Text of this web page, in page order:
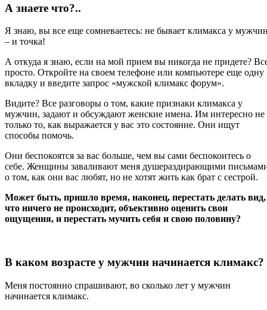
А знаете что?..
Я знаю, вы все еще сомневаетесь: не бывает климакса у
– и точка!
А откуда я знаю, если на мой прием вы никогда не придете?
просто. Откройте на своем телефоне или компьютере еще одну
вкладку и введите запрос «мужской климакс форум».
Видите? Все разговоры о том, какие признаки климакса у
мужчин, задают и обсуждают женские имена. Им интересно не
только то, как выражается у вас это состояние. Они ищут
способы помочь.
Они беспокоятся за вас больше, чем вы сами беспокоитесь о
себе. Женщины заваливают меня душераздирающими
о том, как они вас любят, но не хотят жить как брат с сестрой.
Может быть, пришло время, наконец, перестать делать вид,
что ничего не происходит, объективно оценить свои
ощущения, и перестать мучить себя и свою половину?
В каком возрасте у мужчин начинается климакс?
Меня постоянно спрашивают, во сколько лет у мужчин
начинается климакс.